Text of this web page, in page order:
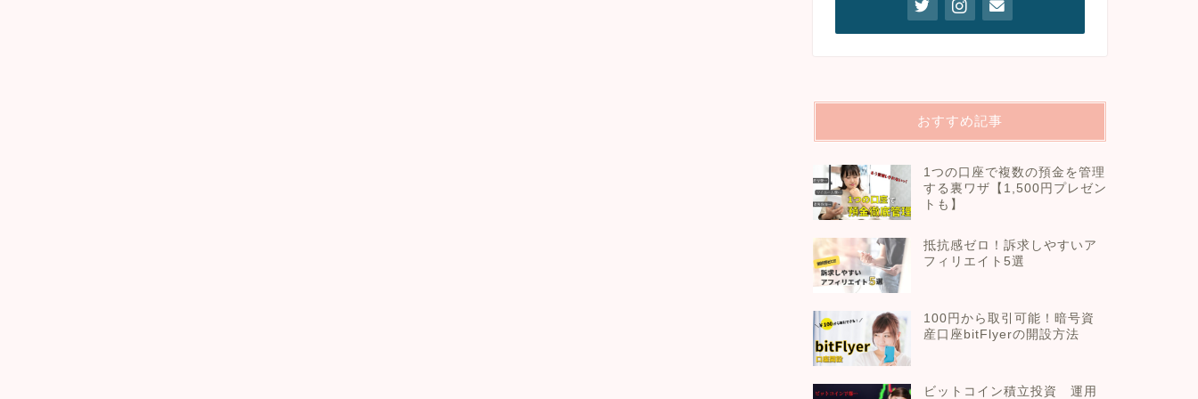
おすすめ記事
1つの口座で複数の預金を管理
する裏ワザ【1,500円プレゼン
トも】
抵抗感ゼロ！訴求しやすいア
フィリエイト5選
100円から取引可能！暗号資
産口座bitFlyerの開設方法
ビットコイン積立投資 運用